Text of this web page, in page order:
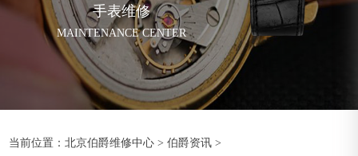
手表维修
MAINTENANCE CENTER
当前位置：北京伯爵维修中心 >伯爵资讯 >